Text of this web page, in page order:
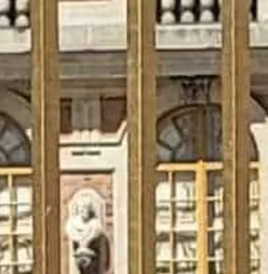
Alle registrerede varemærker tilhører deres respektive ejere. For
spørgsmål vedrørende billetter bedes du kontakte billetudbyderne.
Kontakt os
Genveje
Vælg dine billetter
Besøgstider
Hvad skal man se
Juridisk
Juridiske oplysninger
Om os
Privatlivspolitik
Cookiepolitik
Sitemap
Lavet med ❤️ til rejsende og historieelskere over hele verden af en,
der ligner dem.
Din personlige guide til Slottet i Versailles. Spørg mig om billetter,
åbningstider og meget mere!